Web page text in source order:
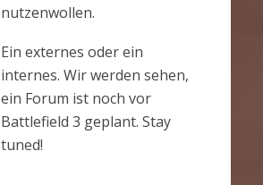
nutzenwollen.
Ein externes oder ein
internes. Wir werden sehen,
ein Forum ist noch vor
Battlefield 3 geplant. Stay
tuned!